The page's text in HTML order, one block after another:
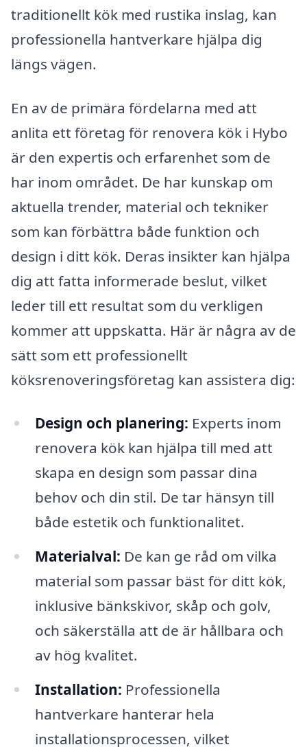
traditionellt kök med rustika inslag, kan
professionella hantverkare hjälpa dig
längs vägen.
En av de primära fördelarna med att
anlita ett företag för renovera kök i Hybo
är den expertis och erfarenhet som de
har inom området. De har kunskap om
aktuella trender, material och tekniker
som kan förbättra både funktion och
design i ditt kök. Deras insikter kan hjälpa
dig att fatta informerade beslut, vilket
leder till ett resultat som du verkligen
kommer att uppskatta. Här är några av de
sätt som ett professionellt
köksrenoveringsföretag kan assistera dig:
Design och planering: Experts inom
renovera kök kan hjälpa till med att
skapa en design som passar dina
behov och din stil. De tar hänsyn till
både estetik och funktionalitet.
Materialval: De kan ge råd om vilka
material som passar bäst för ditt kök,
inklusive bänkskivor, skåp och golv,
och säkerställa att de är hållbara och
av hög kvalitet.
Installation: Professionella
hantverkare hanterar hela
installationsprocessen, vilket